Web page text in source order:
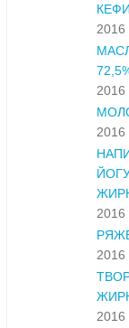
2016
2016
2016
2016
2016
2016